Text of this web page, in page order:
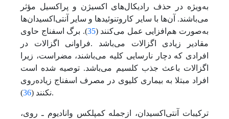
به‌ویژه در حذف رادیکال‌های اکسیژن و پراکسیل مؤثر
می‌باشند. آن‌ها با سایر کاروتنوئیدها و سایر آنتی‌اکسیدان‌‌ها
به‌صورت هم‌افزایی عمل‌ می‌کنند (35). برگ اسفناج حاوی
مقادیر زیادی اگزالات‌ می‌باشد .فراوانی اگزالات در
افرادی که دچار نارسایی کلیه می‌باشند، مضر‌است، زیرا
اگزالات باعث جذب کلسیم‌ می‌باشد. توصیه شده است
افراد مبتلا به بیماری کلیوی در مصرف اسفناج زیاده‌روی
نکنند (36 ).
ترکیبات آنتی‌اکسیدان، از‌جمله کمپلکس وانادیوم ـ روی،